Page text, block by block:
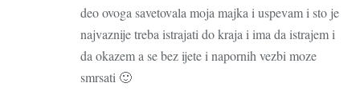
deo ovoga savetovala moja majka i uspevam i sto je
najvaznije treba istrajati do kraja i ima da istrajem i
da okazem a se bez ijete i napornih vezbi moze
smrsati 🙂